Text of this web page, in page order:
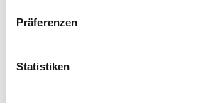
Präferenzen
Statistiken